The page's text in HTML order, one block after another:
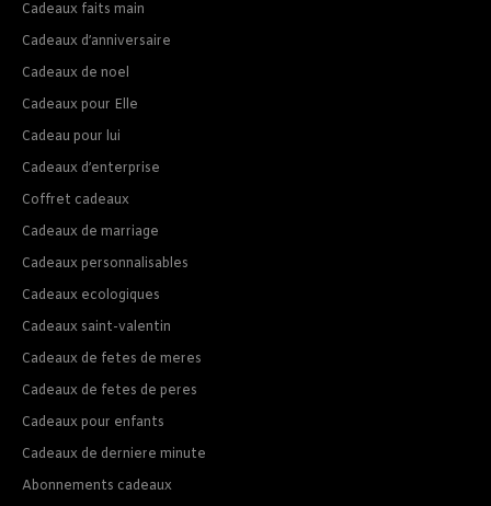
Cadeaux faits main
Cadeaux d’anniversaire
Cadeaux de noel
Cadeaux pour Elle
Cadeau pour lui
Cadeaux d’enterprise
Coffret cadeaux
Cadeaux de marriage
Cadeaux personnalisables
Cadeaux ecologiques
Cadeaux saint-valentin
Cadeaux de fetes de meres
Cadeaux de fetes de peres
Cadeaux pour enfants
Cadeaux de derniere minute
Abonnements cadeaux